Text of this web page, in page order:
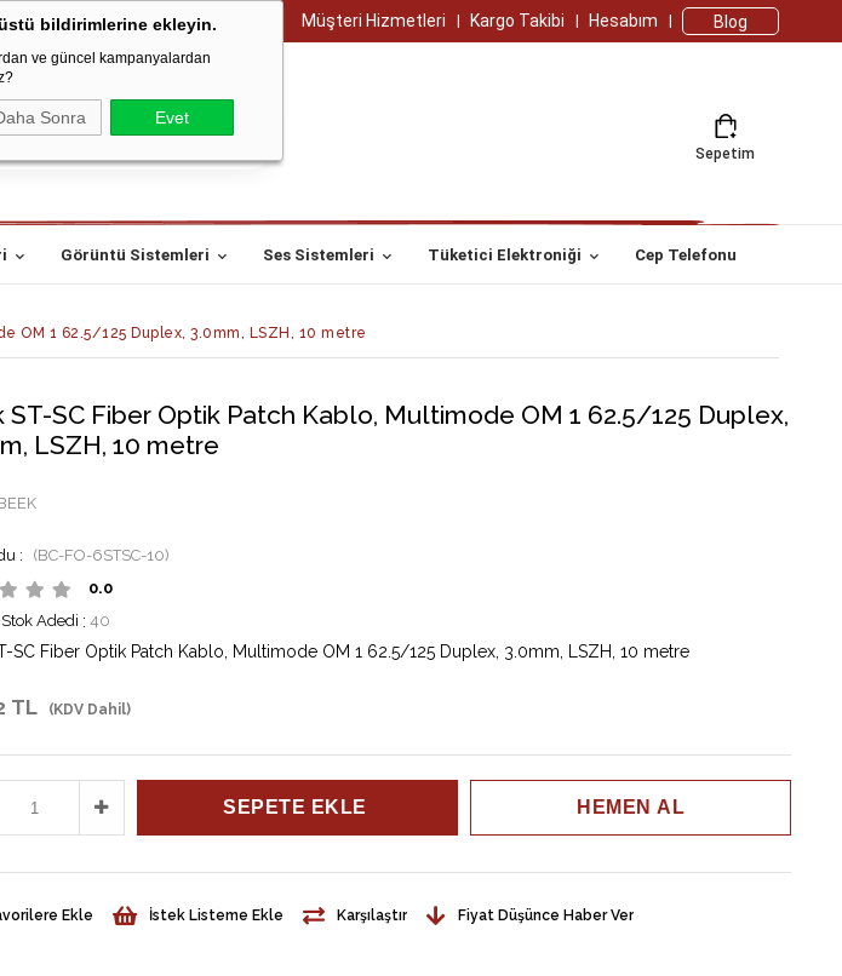
bildirimlerine ekleyin.
ve güncel kampanyalardan
Sonra Evet
Müşteri Hizmetleri Kargo Takibi Hesabım Blog
Sepetim
Görüntü Sistemleri Ses Sistemleri Tüketici Elektroniği Cep Telefonu
OM 1 62.5/125 Duplex, 3.0mm, LSZH, 10 metre
ST-SC Fiber Optik Patch Kablo, Multimode OM 1 62.5/125 Duplex,
LSZH, 10 metre
(BC-FO-6STSC-10)
0.0
Adedi : 40
SC Fiber Optik Patch Kablo, Multimode OM 1 62.5/125 Duplex, 3.0mm, LSZH, 10 metre
TL (KDV Dahil)
Ekle İstek Listeme Ekle Karşılaştır Fiyat Düşünce Haber Ver